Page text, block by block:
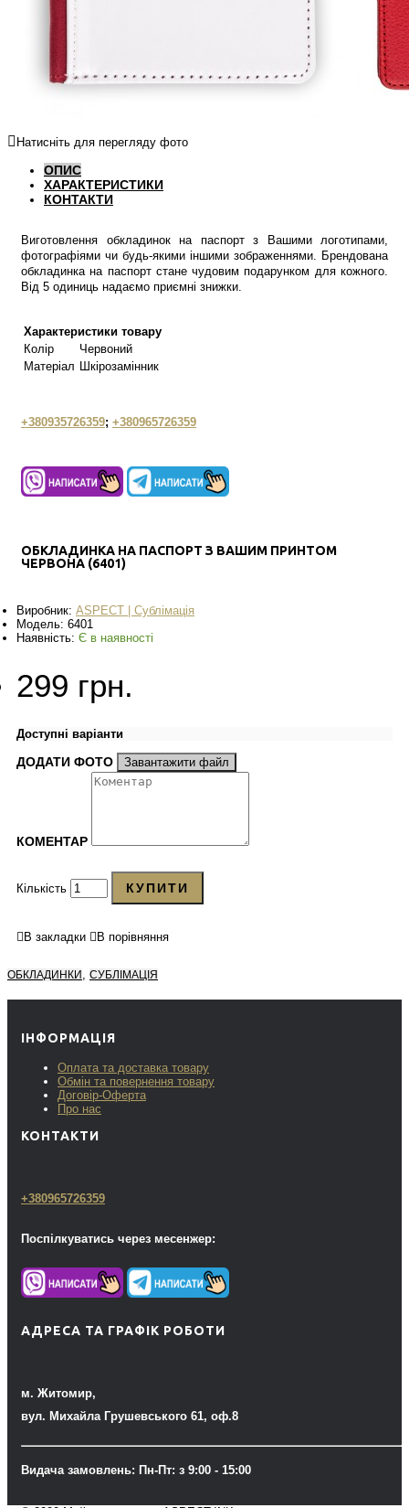
Натисніть для перегляду фото
ОПИС
ХАРАКТЕРИСТИКИ
КОНТАКТИ
Виготовлення обкладинок на паспорт з Вашими логотипами,
фотографіями чи будь-якими іншими зображеннями. Брендована
обкладинка на паспорт стане чудовим подарунком для кожного.
Від 5 одиниць надаємо приємні знижки.
Характеристики товару
Колір
Червоний
Матеріал Шкірозамінник
+380935726359; +380965726359
ОБКЛАДИНКА НА ПАСПОРТ З ВАШИМ ПРИНТОМ
ЧЕРВОНА (6401)
Виробник: ASPECT | Сублімація
Модель: 6401
Наявність: Є в наявності
299 грн.
Доступні варіанти
ДОДАТИ ФОТО Завантажити файл
КОМЕНТАР
Кількість КУПИТИ
В закладки В порівняння
ОБКЛАДИНКИ , СУБЛІМАЦІЯ
ІНФОРМАЦІЯ
Оплата та доставка товару
Обмін та повернення товару
Договір-Оферта
Про нас
КОНТАКТИ
+380965726359
Поспілкуватись через месенжер:
АДРЕСА ТА ГРАФІК РОБОТИ
м. Житомир,
вул. Михайла Грушевського 61, оф.8
Видача замовлень: Пн-Пт: з 9:00 - 15:00